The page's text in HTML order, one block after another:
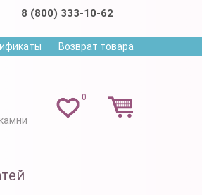
8 (800) 333-10-62
Возврат товара
0